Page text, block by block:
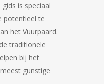
is speciaal
potentieel te
het Vuurpaard.
traditionele
bij het
gunstige